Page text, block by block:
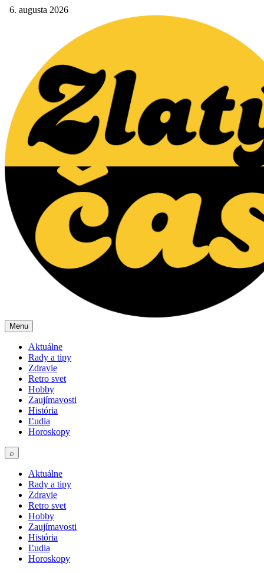
6. augusta 2026
Menu
Aktuálne
Rady a tipy
Zdravie
Retro svet
Hobby
Zaujímavosti
História
Ľudia
Horoskopy
⌕
Aktuálne
Rady a tipy
Zdravie
Retro svet
Hobby
Zaujímavosti
História
Ľudia
Horoskopy